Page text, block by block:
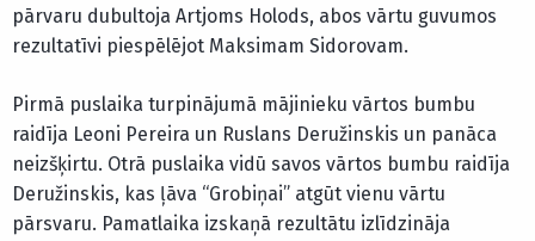
pārvaru dubultoja Artjoms Holods, abos vārtu guvumos
rezultatīvi piespēlējot Maksimam Sidorovam.
Pirmā puslaika turpinājumā mājinieku vārtos bumbu
raidīja Leoni Pereira un Ruslans Deružinskis un panāca
neizšķirtu. Otrā puslaika vidū savos vārtos bumbu raidīja
Deružinskis, kas ļāva “Grobiņai” atgūt vienu vārtu
pārsvaru. Pamatlaika izskaņā rezultātu izlīdzināja